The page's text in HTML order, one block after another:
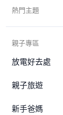
熱門主題
親子專區
放電好去處
親子旅遊
新手爸媽